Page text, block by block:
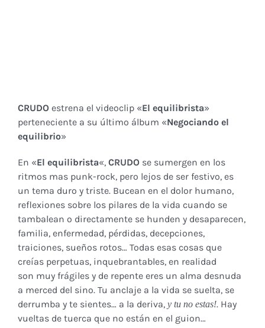
CRUDO estrena el videoclip «El equilibrista»
perteneciente a su último álbum «Negociando el
equilibrio»
En «El equilibrista«, CRUDO se sumergen en los
ritmos mas punk-rock, pero lejos de ser festivo, es
un tema duro y triste. Bucean en el dolor humano,
reflexiones sobre los pilares de la vida cuando se
tambalean o directamente se hunden y desaparecen,
familia, enfermedad, pérdidas, decepciones,
traiciones, sueños rotos… Todas esas cosas que
creías perpetuas, inquebrantables, en realidad
son muy frágiles y de repente eres un alma desnuda
a merced del sino. Tu anclaje a la vida se suelta, se
derrumba y te sientes… a la deriva, y tu no estas!. Hay
vueltas de tuerca que no están en el guion…